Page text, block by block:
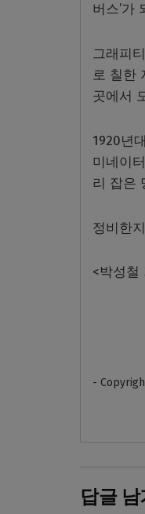
버스’가
그래피
로 칠한
곳에서
1920년
미네이
리 잡은
정비한
<박성철
-
답글 남